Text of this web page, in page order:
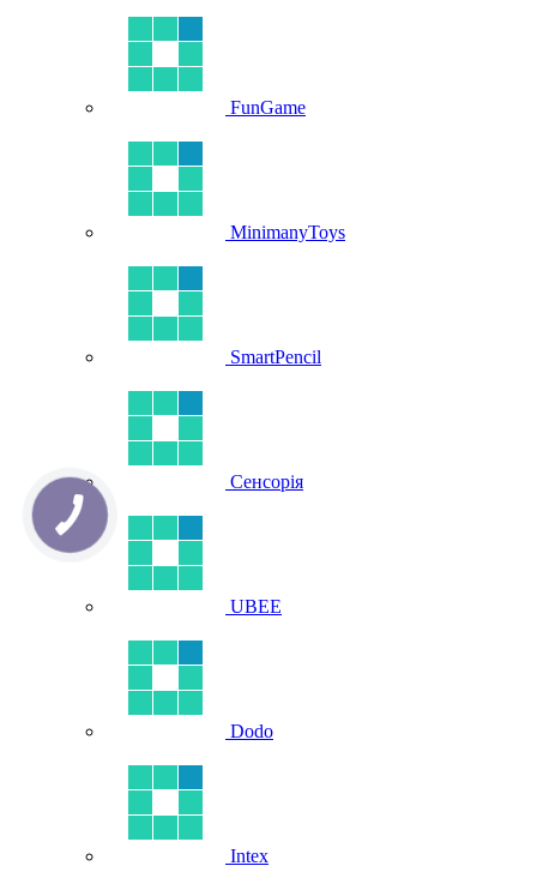
FunGame
MinimanyToys
SmartPencil
Сенсорія
UBEE
Dodo
Intex